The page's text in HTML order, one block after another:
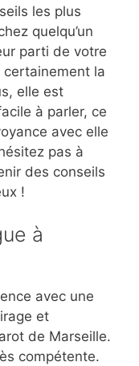
les plus
quelqu’un
parti de votre
la
elle est
à parler, ce
avec elle
pas à
des conseils
!
à
avec une
et
de Marseille.
compétente.